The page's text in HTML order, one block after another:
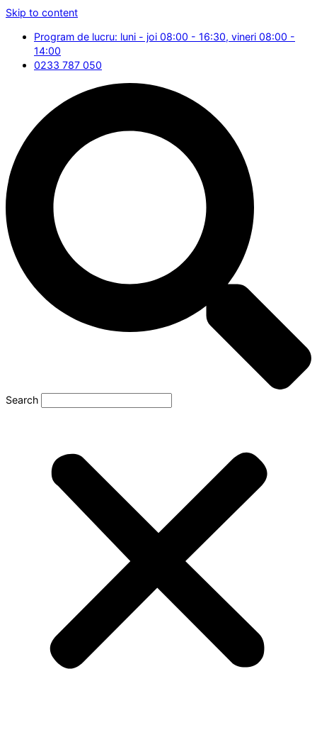
Skip to content
Program de lucru: luni - joi 08:00 - 16:30, vineri 08:00 -
14:00
0233 787 050
Search